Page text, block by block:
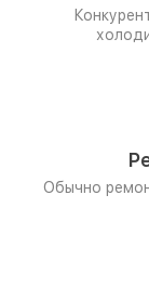
Обычно